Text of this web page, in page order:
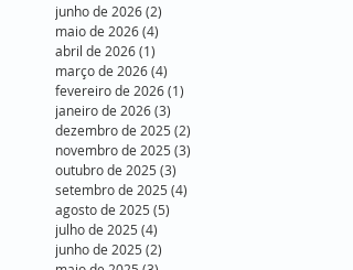
junho de 2026(2)
maio de 2026(4)
abril de 2026(1)
março de 2026(4)
fevereiro de 2026(1)
janeiro de 2026(3)
dezembro de 2025 (2)
novembro de 2025 (3)
outubro de 2025 (3)
setembro de 2025 (4)
agosto de 2025 (5)
julho de 2025 (4)
junho de 2025 (2)